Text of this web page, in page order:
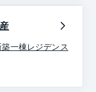
一棟レジデンス